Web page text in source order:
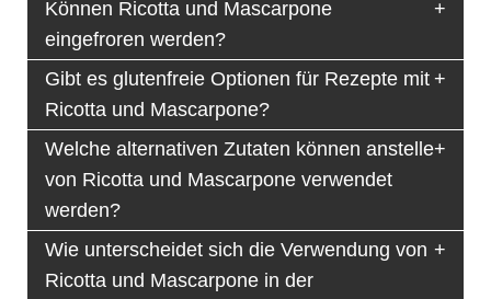
Können Ricotta und Mascarpone
eingefroren werden?
Gibt es glutenfreie Optionen für Rezepte mit
Ricotta und Mascarpone?
Welche alternativen Zutaten können anstelle
von Ricotta und Mascarpone verwendet
werden?
Wie unterscheidet sich die Verwendung von
Ricotta und Mascarpone in der